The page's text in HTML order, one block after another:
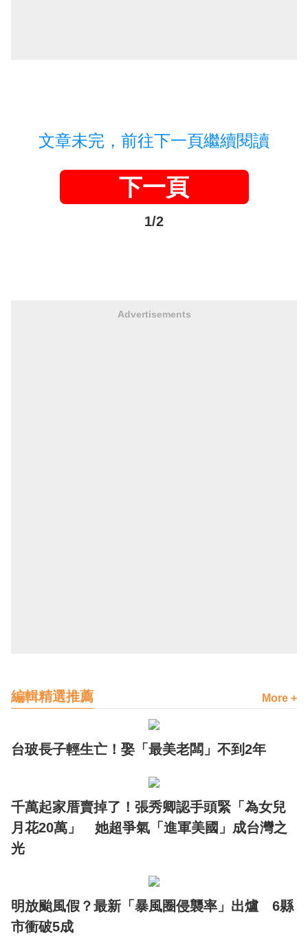
文章未完，前往下一頁繼續閱讀
下一頁
1/2
Advertisements
編輯精選推薦 More +
台玻長子輕生亡！娶「最美老闆」不到2年
千萬起家厝賣掉了！張秀卿認手頭緊「為女兒
月花20萬」 她超爭氣「進軍美國」成台灣之
光
明放颱風假？最新「暴風圈侵襲率」出爐 6縣
市衝破5成